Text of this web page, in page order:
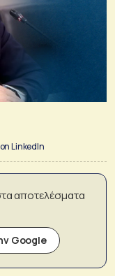
LinkedIn
αποτελέσματα
Google